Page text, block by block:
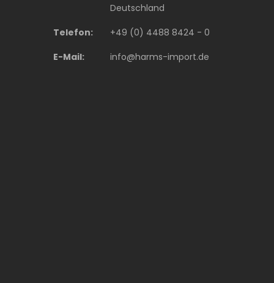
Deutschland
Telefon:
+49 (0) 4488 8424 - 0
E-Mail:
info@harms-import.de